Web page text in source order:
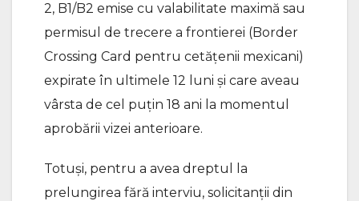
2, B1/B2 emise cu valabilitate maximă sau
permisul de trecere a frontierei (Border
Crossing Card pentru cetăţenii mexicani)
expirate în ultimele 12 luni şi care aveau
vârsta de cel puţin 18 ani la momentul
aprobării vizei anterioare.
Totuși, pentru a avea dreptul la
prelungirea fără interviu, solicitanții din